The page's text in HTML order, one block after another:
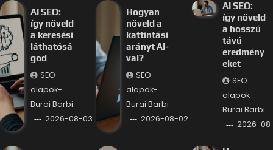
AI SEO:
így növeld
a keresési
láthatósá
god
SEO
alapok-
Burai Barbi
2026-08-03
Hogyan
növeld a
kattintási
arányt AI-
val?
SEO
alapok-
Burai Barbi
2026-08-02
AI SEO:
így növeld
a hosszú
távú
eredmény
eket
SEO
alapok-
Burai Barbi
2026-